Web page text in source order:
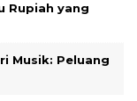
Rupiah yang
Musik: Peluang